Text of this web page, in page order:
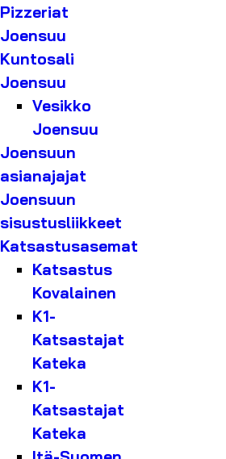
Pizzeriat
Joensuu
Kuntosali
Joensuu
Vesikko
Joensuu
Joensuun
asianajajat
Joensuun
sisustusliikkeet
Katsastusasemat
Katsastus
Kovalainen
K1-
Katsastajat
Kateka
K1-
Katsastajat
Kateka